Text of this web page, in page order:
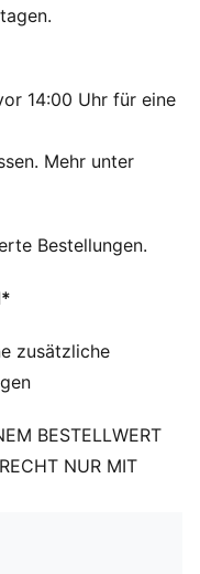
Mesh-Gewebe
14:00 Uhr für eine
Mehr unter
Bestellungen.
zusätzliche
BESTELLWERT
NUR MIT